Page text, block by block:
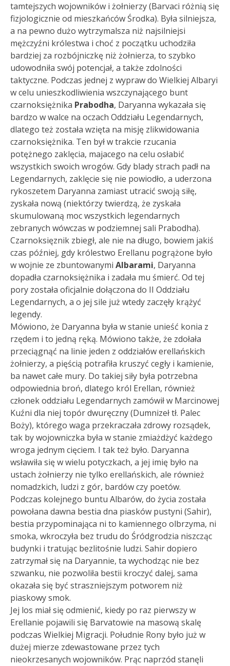
tamtejszych wojowników i żołnierzy (Barvaci różnią się
fizjologicznie od mieszkańców Środka). Była silniejsza,
a na pewno dużo wytrzymalsza niż najsilniejsi
mężczyźni królestwa i choć z początku uchodziła
bardziej za rozbójniczkę niż żołnierza, to szybko
udowodniła swój potencjał, a także zdolności
taktyczne. Podczas jednej z wypraw do Wielkiej Albaryi
w celu unieszkodliwienia wszczynającego bunt
czarnoksiężnika Prabodha, Daryanna wykazała się
bardzo w walce na oczach Oddziału Legendarnych,
dlatego też została wzięta na misję zlikwidowania
czarnoksiężnika. Ten był w trakcie rzucania
potężnego zaklęcia, majacego na celu osłabić
wszystkich swoich wrogów. Gdy blady strach padł na
Legendarnych, zaklęcie się nie powiodło, a uderzona
rykoszetem Daryanna zamiast utracić swoją siłę,
zyskała nową (niektórzy twierdzą, że zyskała
skumulowaną moc wszystkich legendarnych
zebranych wówczas w podziemnej sali Prabodha).
Czarnoksięznik zbiegł, ale nie na długo, bowiem jakiś
czas później, gdy królestwo Erellanu pogrążone było
w wojnie ze zbuntowanymi Albarami, Daryanna
dopadła czarnoksiężnika i zadała mu śmierć. Od tej
pory została oficjalnie dołączona do II Oddziału
Legendarnych, a o jej sile już wtedy zaczęły krążyć
legendy.
Mówiono, że Daryanna była w stanie unieść konia z
rzędem i to jedną ręką. Mówiono także, że zdołała
przeciągnąć na linie jeden z oddziałów erellańskich
żołnierzy, a pięścią potrafiła kruszyć cegły i kamienie,
ba nawet całe mury. Do takiej siły była potrzebna
odpowiednia broń, dlatego król Erellan, również
członek oddziału Legendarnych zamówił w Marcinowej
Kuźni dla niej topór dwuręczny (Dumnizeł tł. Palec
Boży), którego waga przekraczała zdrowy rozsądek,
tak by wojowniczka była w stanie zmiażdżyć każdego
wroga jednym cięciem. I tak też było. Daryanna
wsławiła się w wielu potyczkach, a jej imię było na
ustach żołnierzy nie tylko erellańskich, ale również
nomadzkich, ludzi z gór, bardów czy poetów.
Podczas kolejnego buntu Albarów, do życia została
powołana dawna bestia dna piasków pustyni (Sahir),
bestia przypominająca ni to kamiennego olbrzyma, ni
smoka, wkroczyła bez trudu do Śródgrodzia niszcząc
budynki i tratując bezlitośnie ludzi. Sahir dopiero
zatrzymał się na Daryannie, ta wychodząc nie bez
szwanku, nie pozwoliła bestii kroczyć dalej, sama
okazała się być straszniejszym potworem niż
piaskowy smok.
Jej los miał się odmienić, kiedy po raz pierwszy w
Erellanie pojawili się Barvatowie na masową skalę
podczas Wielkiej Migracji. Południe Rony było już w
dużej mierze zdewastowane przez tych
nieokrzesanych wojowników. Prąc naprzód stanęli